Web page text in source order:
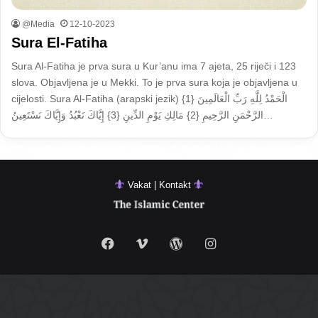
@Media 12-10-2023
Sura El-Fatiha
Sura Al-Fatiha je prva sura u Kur’anu ima 7 ajeta, 25 riječi i 123
slova. Objavljena je u Mekki. To je prva sura koja je objavljena u
cijelosti. Sura Al-Fatiha (arapski jezik) الْحَمْدُ لِلَّهِ رَبِّ الْعَالَمِينَ {1}
Vakat | Kontakt
FacebookVimeo WordPressInstagram